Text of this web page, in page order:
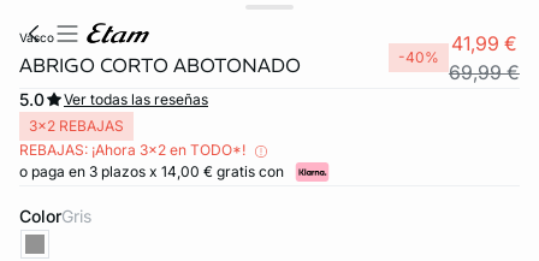
vasco
ABRIGO CORTO ABOTONADO -40%
41,99 €
69,99 €
5.0
Ver todas las reseñas
3x2 REBAJAS
REBAJAS: ¡Ahora 3x2 en TODO*!
o paga en 3 plazos x 14,00 € gratis con
Color gris